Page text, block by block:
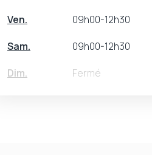
Ven.
09h00-12h30
Sam.
09h00-12h30
Dim.
Fermé